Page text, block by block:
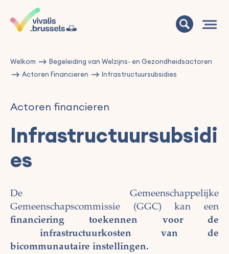
Welkom
Begeleiding van Welzijns- en Gezondheidsactoren
Actoren Financieren
Infrastructuursubsidies
Actoren financieren
Infrastructuursubsidi
es
De Gemeenschappelijke
Gemeenschapscommissie (GGC) kan een
financiering toekennen voor de
infrastructuurkosten van de
bicommunautaire instellingen.